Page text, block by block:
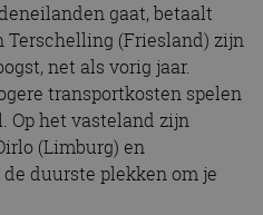
gaat, betaalt
Terschelling (Friesland) zijn
net als vorig jaar.
transportkosten spelen
Op het vasteland zijn
(Limburg) en
duurste plekken om je